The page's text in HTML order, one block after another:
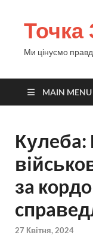
Точка
Ми цінуємо
MAIN MENU
Кулeбa:
зa
27 Квітня, 2024